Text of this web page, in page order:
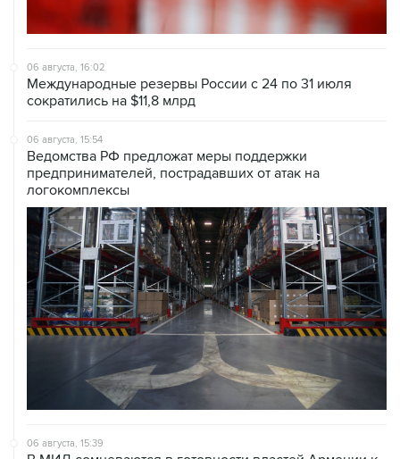
06 августа, 16:02
Международные резервы России с 24 по 31 июля
сократились на $11,8 млрд
06 августа, 15:54
Ведомства РФ предложат меры поддержки
предпринимателей, пострадавших от атак на
логокомплексы
06 августа, 15:39